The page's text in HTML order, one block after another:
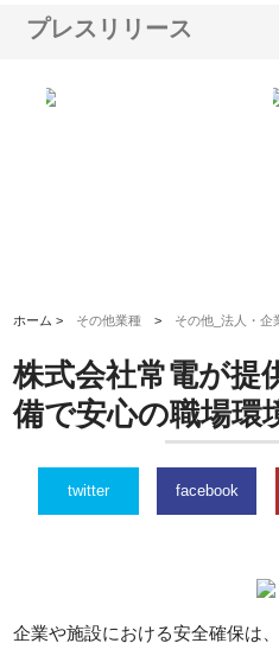
プレスリリース
ホーム > その他業種 > その他_法人・企
株式会社常電が提
備で安心の職場環
twitter facebook
企業や施設における安全確保は